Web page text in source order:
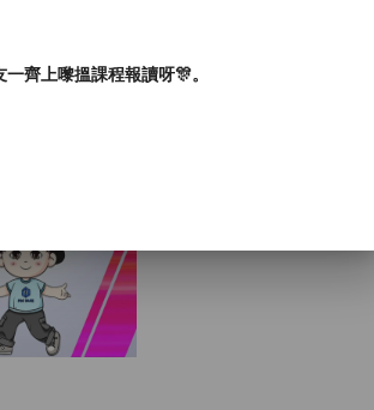
齊上嚟搵課程報讀呀🎊。